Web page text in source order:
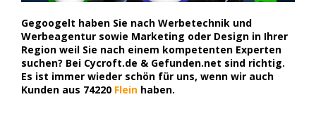
Gegoogelt haben Sie nach Werbetechnik und
Werbeagentur sowie Marketing oder Design in Ihrer
Region weil Sie nach einem kompetenten Experten
suchen? Bei Cycroft.de & Gefunden.net sind richtig.
Es ist immer wieder schön für uns, wenn wir auch
Kunden aus 74220 Flein haben.